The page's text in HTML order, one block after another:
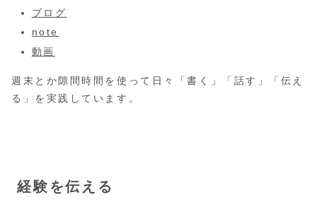
ブログ
note
動画
週末とか隙間時間を使って日々「書く」「話す」「伝え
る」を実践しています。
経験を伝える